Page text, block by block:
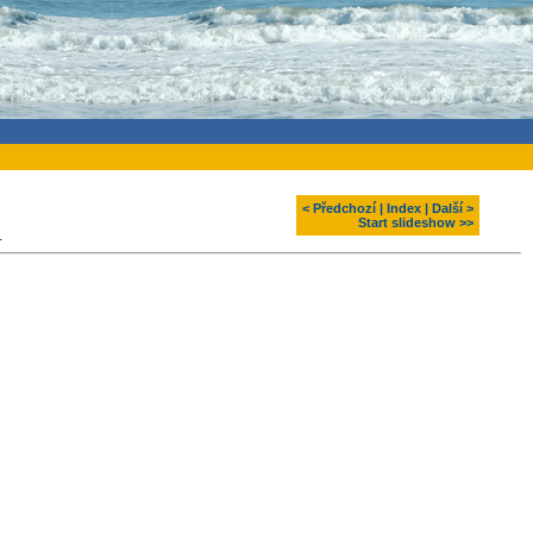
< Předchozí Index
Další >
Start slideshow >>